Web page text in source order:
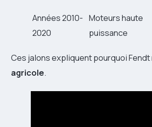
Années 2010-
2020
Moteurs haute
puissance
Ces jalons expliquent pourquoi
agricole.